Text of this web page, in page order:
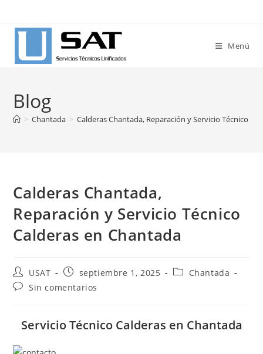
contenido
Menú
Blog
> Chantada > Calderas Chantada, Reparación y Servicio Técnico
Calderas Chantada,
Reparación y Servicio Técnico
Calderas en Chantada
Autor
de
la
USAT
Publicación
de
la
septiembre 1, 2025
Categoría
Chantada
Comentarios
entrada:
Sin comentarios
Servicio Técnico Calderas en Chantada